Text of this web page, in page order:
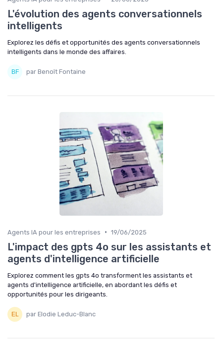
L'évolution des agents conversationnels
intelligents
Explorez les défis et opportunités des agents conversationnels
intelligents dans le monde des affaires.
par Benoît Fontaine
Agents IA pour les entreprises • 19/06/2025
L'impact des gpts 4o sur les assistants et
agents d'intelligence artificielle
Explorez comment les gpts 4o transforment les assistants et
agents d'intelligence artificielle, en abordant les défis et
opportunités pour les dirigeants.
par Elodie Leduc-Blanc